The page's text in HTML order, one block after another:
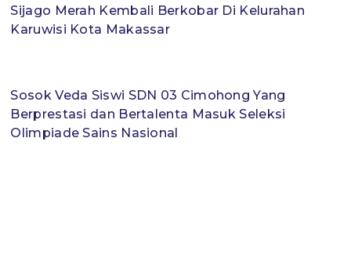
Sijago Merah Kembali Berkobar Di Kelurahan
Karuwisi Kota Makassar
Sosok Veda Siswi SDN 03 Cimohong Yang
Berprestasi dan Bertalenta Masuk Seleksi
Olimpiade Sains Nasional